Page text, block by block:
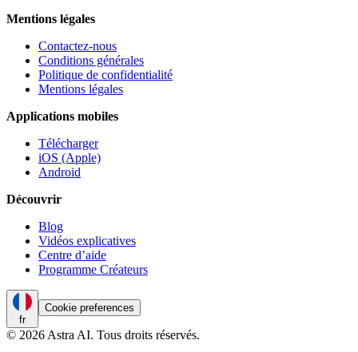
Mentions légales
Contactez-nous
Conditions générales
Politique de confidentialité
Mentions légales
Applications mobiles
Télécharger
iOS (Apple)
Android
Découvrir
Blog
Vidéos explicatives
Centre d’aide
Programme Créateurs
fr
Cookie preferences
© 2026 Astra AI. Tous droits réservés.